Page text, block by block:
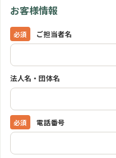
お客様情報
ご担当者名
法人名・団体名
電話番号